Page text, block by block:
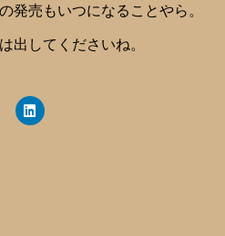
発売もいつになることやら。
出してくださいね。